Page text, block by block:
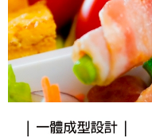
資料（包含姓名、電話或地址
由本公司與您本人進行分期帳
3.完整用戶服務條款，請詳閱
※ 交易是否成功請以「
是否繳費成功／繳費後需取消
客戶支援中心」https://
【注意事項】
１．透過由恩沛科技股份有限
易，需依本服務之必要範圍內
權轉讓予恩沛科技股份有限公
https://aftee.tw/terms/#terms3
京站台北店客服中心(1F星
請自備購物袋，若需購買紙
免運費